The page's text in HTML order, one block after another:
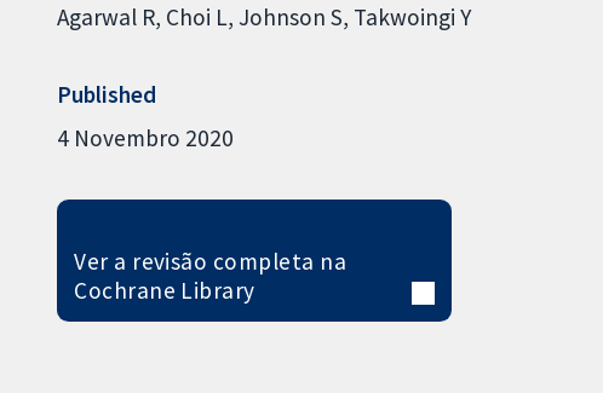
Agarwal R Choi L Johnson S Takwoingi Y
Published
4 Novembro 2020
Ver a revisão completa na
Cochrane Library